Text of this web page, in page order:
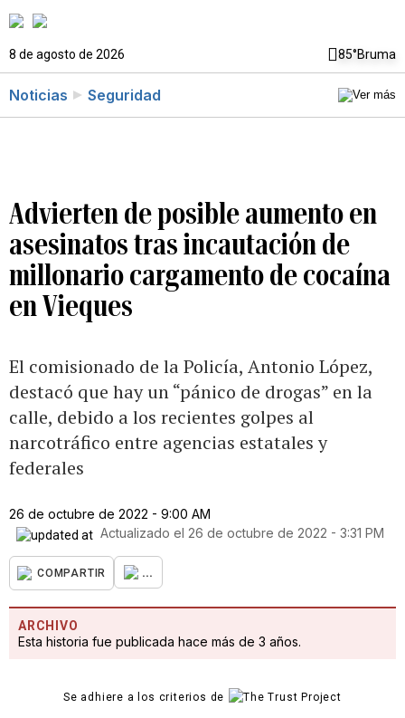
8 de agosto de 2026 85°Bruma
Noticias Seguridad
Advierten de posible aumento en
asesinatos tras incautación de
millonario cargamento de cocaína
en Vieques
El comisionado de la Policía, Antonio López,
destacó que hay un “pánico de drogas” en la
calle, debido a los recientes golpes al
narcotráfico entre agencias estatales y
federales
26 de octubre de 2022 - 9:00 AM
Actualizado el 26 de octubre de 2022 - 3:31 PM
COMPARTIR ...
ARCHIVO
Esta historia fue publicada hace más de 3 años.
Se adhiere a los criterios de